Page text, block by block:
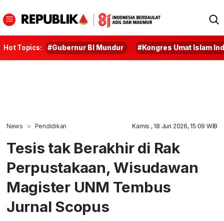
Hot Topics: #Gubernur BI Mundur #Kongres Umat Islam
News Pendidikan Kamis , 18 Jun 2026, 15:09 WIB
Tesis tak Berakhir di Rak
Perpustakaan, Wisudawan
Magister UNM Tembus
Jurnal Scopus